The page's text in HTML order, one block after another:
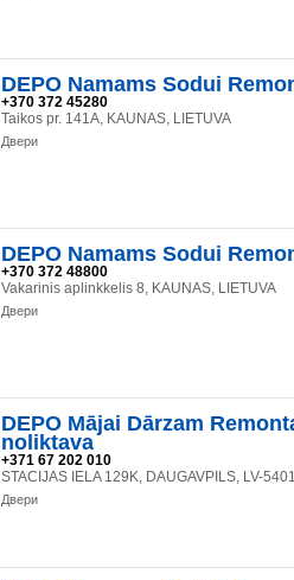
DEPO Namams Sodui
+370 372 45280
Taikos pr. 141A, KAUNAS, LIETUVA
Двери
DEPO Namams Sodui
+370 372 48800
Vakarinis aplinkkelis 8, KAUNAS, LIETUVA
Двери
DEPO Mājai Dārzam
noliktava
+371 67 202 010
STACIJAS IELA 129K, DAUGAVPILS, LV-
Двери